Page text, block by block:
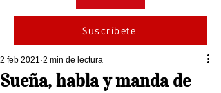
Suscríbete
Sueña, habla y manda de
2 feb 2021 2 min de lectura